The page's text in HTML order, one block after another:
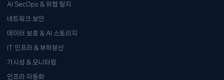
AI SecOps & 위협 탐지
네트워크 보안
데이터 보호 & AI 스토리지
IT 인프라 & 부하분산
가시성 & 모니터링
인프라 자동화